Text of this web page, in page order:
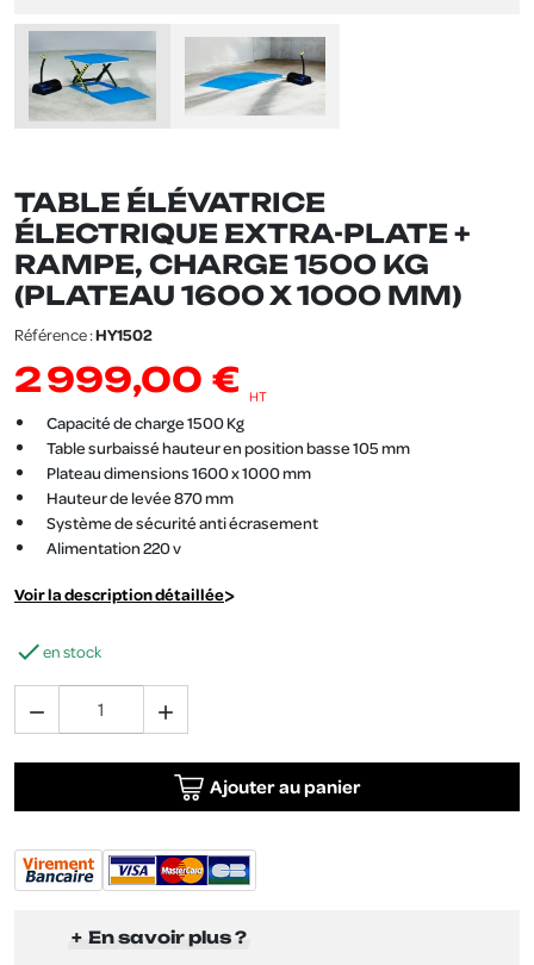
TABLE ÉLÉVATRICE
ÉLECTRIQUE EXTRA-PLATE +
RAMPE, CHARGE 1500 KG
(PLATEAU 1600 X 1000 MM)
Référence :HY1502
2 999,00 € HT
Capacité de charge 1500 Kg
Table surbaissé hauteur en position basse 105 mm
Plateau dimensions 1600 x 1000 mm
Hauteur de levée 870 mm
Système de sécurité anti écrasement
Alimentation 220 v
Voir la description détaillée
en stock
 
Ajouter au panier
En savoir plus ?